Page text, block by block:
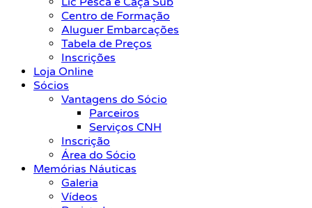
Centro de Formação
Aluguer Embarcações
Tabela de Preços
Inscrições
Loja Online
Sócios
Vantagens do Sócio
Parceiros
Serviços CNH
Inscrição
Área do Sócio
Memórias Náuticas
Galeria
Vídeos